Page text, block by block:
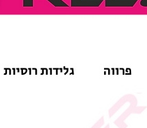
פרווה גלידות רוסיות